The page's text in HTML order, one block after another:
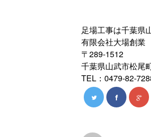
足場工事は千葉県
有限会社大場創業
〒289-1512
千葉県山武市松尾
TEL：0479-82-